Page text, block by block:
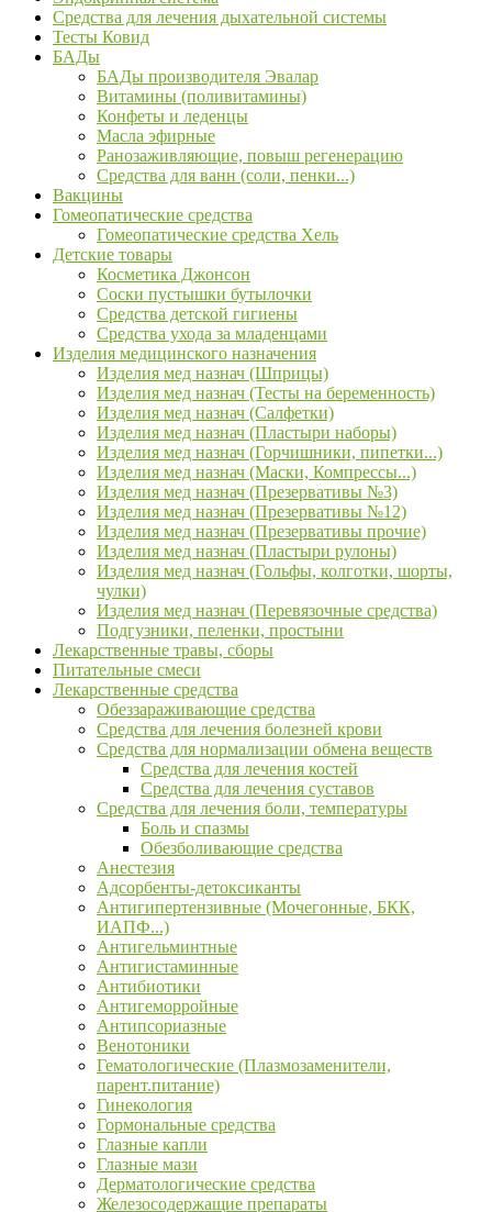
Средства для лечения дыхательной системы
Тесты Ковид
БАДы
БАДы производителя Эвалар
Витамины (поливитамины)
Конфеты и леденцы
Масла эфирные
Ранозаживляющие, повыш регенерацию
Средства для ванн (соли, пенки...)
Вакцины
Гомеопатические средства
Гомеопатические средства Хель
Детские товары
Косметика Джонсон
Соски пустышки бутылочки
Средства детской гигиены
Средства ухода за младенцами
Изделия медицинского назначения
Изделия мед назнач (Шприцы)
Изделия мед назнач (Тесты на беременность)
Изделия мед назнач (Салфетки)
Изделия мед назнач (Пластыри наборы)
Изделия мед назнач (Горчишники, пипетки...)
Изделия мед назнач (Маски, Компрессы...)
Изделия мед назнач (Презервативы №3)
Изделия мед назнач (Презервативы №12)
Изделия мед назнач (Презервативы прочие)
Изделия мед назнач (Пластыри рулоны)
Изделия мед назнач (Гольфы, колготки, шорты,
чулки)
Изделия мед назнач (Перевязочные средства)
Подгузники, пеленки, простыни
Лекарственные травы, сборы
Питательные смеси
Лекарственные средства
Обеззараживающие средства
Средства для лечения болезней крови
Средства для нормализации обмена веществ
Средства для лечения костей
Средства для лечения суставов
Средства для лечения боли, температуры
Боль и спазмы
Обезболивающие средства
Анестезия
Адсорбенты-детоксиканты
Антигипертензивные (Мочегонные, БКК,
ИАПФ...)
Антигельминтные
Антигистаминные
Антибиотики
Антигеморройные
Антипсориазные
Венотоники
Гематологические (Плазмозаменители,
парент.питание)
Гинекология
Гормональные средства
Глазные капли
Глазные мази
Дерматологические средства
Железосодержащие препараты